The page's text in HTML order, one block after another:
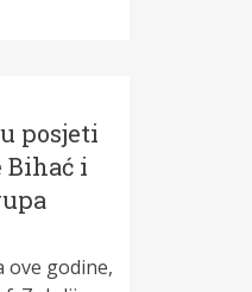
posjeti
Bihać i
ove godine,